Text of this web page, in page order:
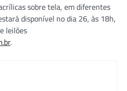
sobre tela, em diferentes
disponível no dia 26, às 18h,
leilões
.